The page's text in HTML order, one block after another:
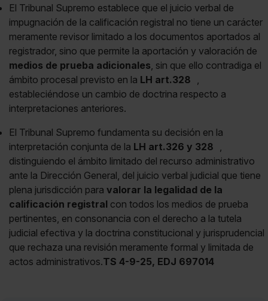
El Tribunal Supremo establece que el juicio verbal de
impugnación de la calificación registral no tiene un carácter
meramente revisor limitado a los documentos aportados al
registrador, sino que permite la aportación y valoración de
medios de prueba adicionales, sin que ello contradiga el
ámbito procesal previsto en la LH art.328 ,
estableciéndose un cambio de doctrina respecto a
interpretaciones anteriores.
El Tribunal Supremo fundamenta su decisión en la
interpretación conjunta de la LH art.326 y 328 ,
distinguiendo el ámbito limitado del recurso administrativo
ante la Dirección General, del juicio verbal judicial que tiene
plena jurisdicción para valorar la legalidad de la
calificación registral con todos los medios de prueba
pertinentes, en consonancia con el derecho a la tutela
judicial efectiva y la doctrina constitucional y jurisprudencial
que rechaza una revisión meramente formal y limitada de
actos administrativos.TS 4-9-25, EDJ 697014